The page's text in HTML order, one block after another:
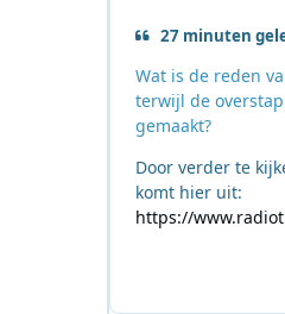
27 minuten
Wat is de reden
terwijl de
gemaakt?
Door verder te
komt hier uit:
https://